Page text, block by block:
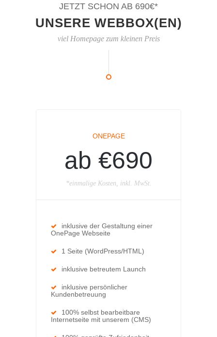
JETZT SCHON AB 690€*
UNSERE WEBBOX(EN)
viel Homepage zum kleinen Preis
ONEPAGE
ab €690
*einmalige Kosten, inkl. MwSt.
inklusive der Gestaltung einer
OnePage Webseite
1 Seite (WordPress/HTML)
inklusive betreutem Launch
inklusive persönlicher
Kundenbetreuung
100% selbst bearbeitbare
Internetseite mit unserem (CMS)